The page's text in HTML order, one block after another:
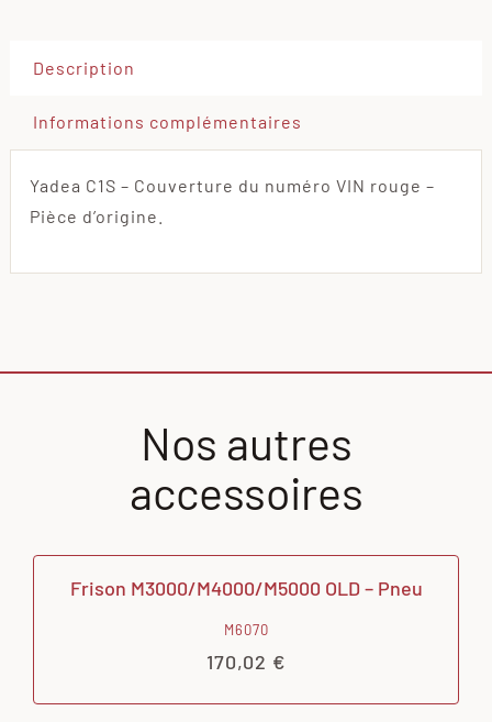
Description
Informations complémentaires
Yadea C1S – Couverture du numéro VIN rouge –
Pièce d’origine.
Nos autres
accessoires
Frison M3000/M4000/M5000 OLD – Pneu
M6070
170,02 €